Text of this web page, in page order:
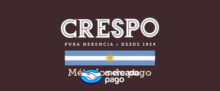
Métodos de pago